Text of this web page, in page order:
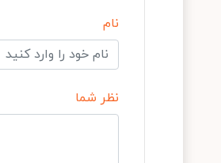
نام
نظر شما